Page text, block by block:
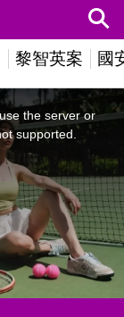
黎智英案 國
the server or
supported.